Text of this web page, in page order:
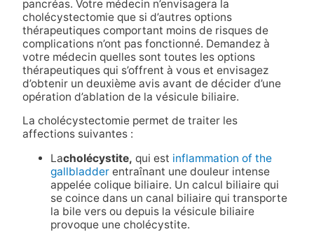
pancréas. Votre médecin n’envisagera la
cholécystectomie que si d’autres options
thérapeutiques comportant moins de risques de
complications n’ont pas fonctionné. Demandez à
votre médecin quelles sont toutes les options
thérapeutiques qui s’offrent à vous et envisagez
d’obtenir un deuxième avis avant de décider d’une
opération d’ablation de la vésicule biliaire.
La cholécystectomie permet de traiter les
affections suivantes :
Lacholécystite, qui est inflammation of the
gallbladderentraînant une douleur intense
appelée colique biliaire. Un calcul biliaire qui
se coince dans un canal biliaire qui transporte
la bile vers ou depuis la vésicule biliaire
provoque une cholécystite.